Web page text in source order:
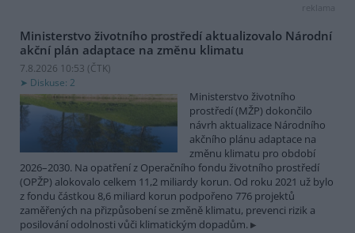
reklama
Ministerstvo životního prostředí aktualizovalo Národní
akční plán adaptace na změnu klimatu
7.8.2026 10:53 (ČTK)
Diskuse: 2
Ministerstvo životního
prostředí (MŽP) dokončilo
návrh aktualizace Národního
akčního plánu adaptace na
změnu klimatu pro období
2026–2030. Na opatření z Operačního fondu životního prostředí
(OPŽP) alokovalo celkem 11,2 miliardy korun. Od roku 2021 už bylo
z fondu částkou 8,6 miliard korun podpořeno 776 projektů
zaměřených na přizpůsobení se změně klimatu, prevenci rizik a
posilování odolnosti vůči klimatickým dopadům.